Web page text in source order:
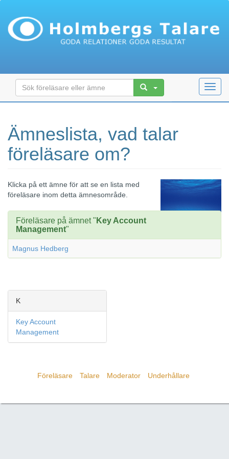
Ämneslista, vad talar
föreläsare om?
Klicka på ett ämne för att se en lista med
föreläsare inom detta ämnesområde.
Föreläsare på ämnet " Key Account
Management"
Magnus Hedberg
K
Key Account
Management
Föreläsare Talare Moderator Underhållare